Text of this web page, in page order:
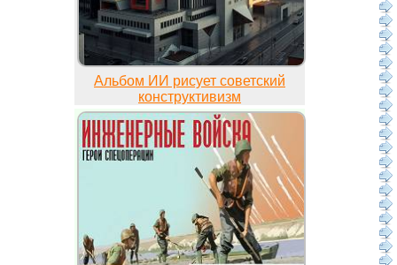
Альбом ИИ рисует советский
конструктивизм